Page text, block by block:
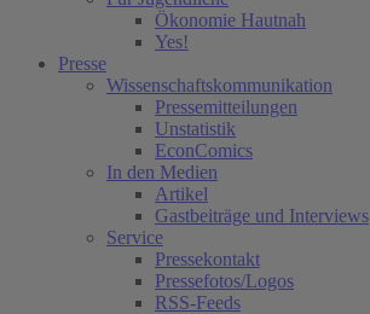
Ökonomie Hautnah
Yes!
Presse
Wissenschaftskommunikation
Pressemitteilungen
Unstatistik
EconComics
In den Medien
Artikel
Gastbeiträge und Interviews
Service
Pressekontakt
Pressefotos/Logos
RSS-Feeds